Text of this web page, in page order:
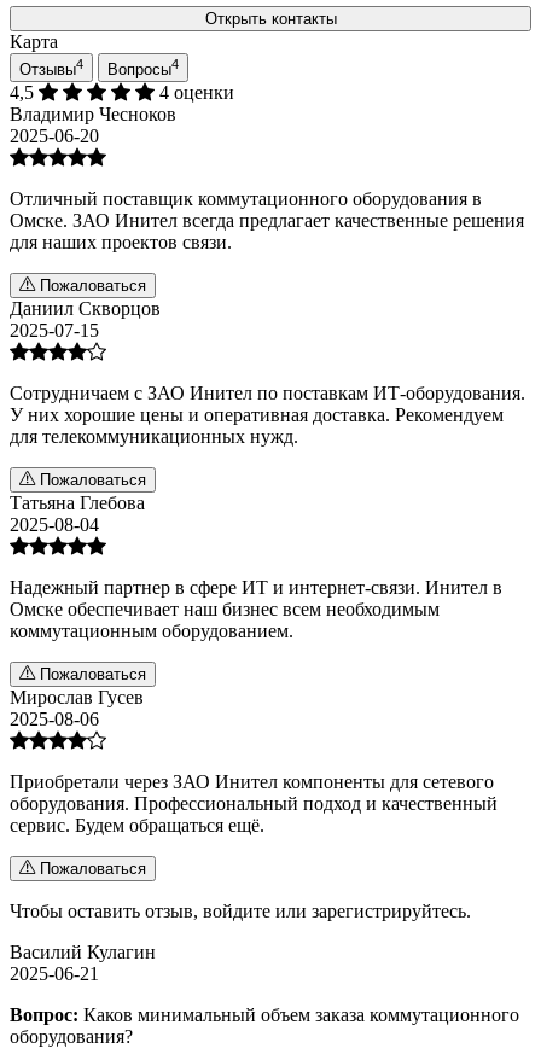
Открыть контакты
Карта
Отзывы4 Вопросы4
4,5
4 оценки
Владимир Чесноков
2025-06-20
Отличный поставщик коммутационного оборудования в
Омске. ЗАО Инител всегда предлагает качественные решения
для наших проектов связи.
Пожаловаться
Даниил Скворцов
2025-07-15
Сотрудничаем с ЗАО Инител по поставкам ИТ-оборудования.
У них хорошие цены и оперативная доставка. Рекомендуем
для телекоммуникационных нужд.
Пожаловаться
Татьяна Глебова
2025-08-04
Надежный партнер в сфере ИТ и интернет-связи. Инител в
Омске обеспечивает наш бизнес всем необходимым
коммутационным оборудованием.
Пожаловаться
Мирослав Гусев
2025-08-06
Приобретали через ЗАО Инител компоненты для сетевого
оборудования. Профессиональный подход и качественный
сервис. Будем обращаться ещё.
Пожаловаться
Чтобы оставить отзыв, войдите или зарегистрируйтесь.
Василий Кулагин
2025-06-21
Вопрос: Каков минимальный объем заказа коммутационного
оборудования?